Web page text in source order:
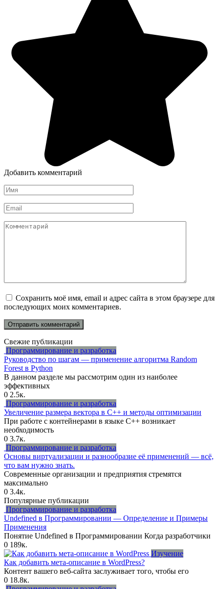
Добавить комментарий
Имя
*
Email
*
Комментарий
Сохранить моё имя, email и адрес сайта в этом браузере для
последующих моих комментариев.
Свежие публикации
Программирование и разработка
Руководство по шагам — применение алгоритма Random
Forest в Python
В данном разделе мы рассмотрим один из наиболее
эффективных
0 2.5к.
Программирование и разработка
Увеличение размера вектора в C++ и методы оптимизации
При работе с контейнерами в языке C++ возникает
необходимость
0 3.7к.
Программирование и разработка
Основы виртуализации и разнообразие её применений — всё,
что вам нужно знать.
Современные организации и предприятия стремятся
максимально
0 3.4к.
Популярные публикации
Программирование и разработка
Undefined в Программировании — Определение и Примеры
Применения
Понятие Undefined в Программировании Когда разработчики
0 189к.
Изучение
Как добавить мета-описание в WordPress?
Контент вашего веб-сайта заслуживает того, чтобы его
0 18.8к.